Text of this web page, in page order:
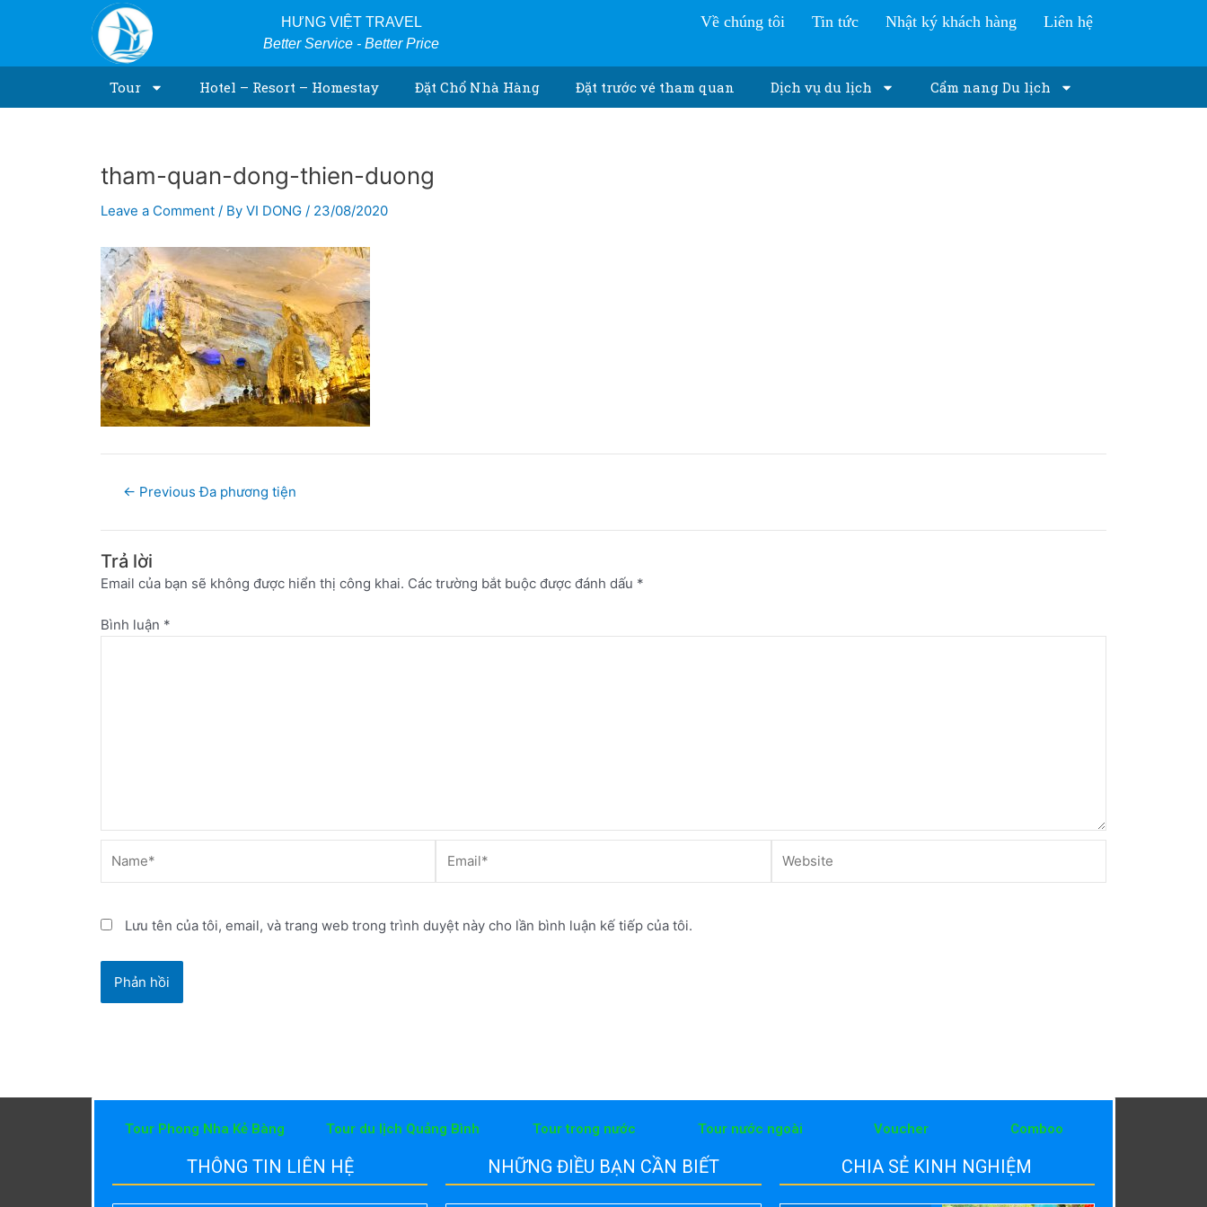
HƯNG VIỆT TRAVEL
Better Service - Better Price
Về chúng tôi Tin tức Nhật ký khách hàng Liên hệ
Tour Hotel – Resort – Homestay Đặt Chổ Nhà Hàng Đặt trước vé tham quan Dịch vụ du lịch Cẩm nang Du lịch
tham-quan-dong-thien-duong
Leave a Comment / By VI DONG / 23/08/2020
Post
navigation
← Previous Đa phương tiện
Trả lời
Email của bạn sẽ không được hiển thị công khai. Các trường bắt buộc được đánh dấu *
Bình luận *
Lưu tên của tôi, email, và trang web trong trình duyệt này cho lần bình luận kế tiếp của tôi.
Tour Phong Nha Kẻ Bàng Tour du lịch Quảng Bình Tour trong nước Tour nước ngoài Voucher Comboo
THÔNG TIN LIÊN HỆ NHỮNG ĐIỀU BẠN CẦN BIẾT CHIA SẺ KINH NGHIỆM